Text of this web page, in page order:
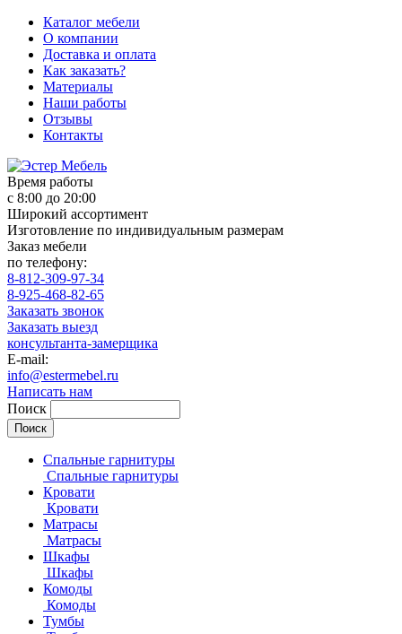
Каталог мебели
О компании
Доставка и оплата
Как заказать?
Материалы
Наши работы
Отзывы
Контакты
Время работы
с 8:00 до 20:00
Широкий ассортимент
Изготовление по индивидуальным размерам
Заказ мебели
по телефону:
8-812-309-97-34
8-925-468-82-65
Заказать звонок
Заказать выезд
консультанта-замерщика
E-mail:
info@estermebel.ru
Написать нам
Поиск
Спальные гарнитуры
Спальные гарнитуры
Кровати
Кровати
Матрасы
Матрасы
Шкафы
Шкафы
Комоды
Комоды
Тумбы